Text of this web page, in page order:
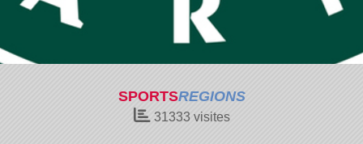
SPORTSREGIONS
31333visites